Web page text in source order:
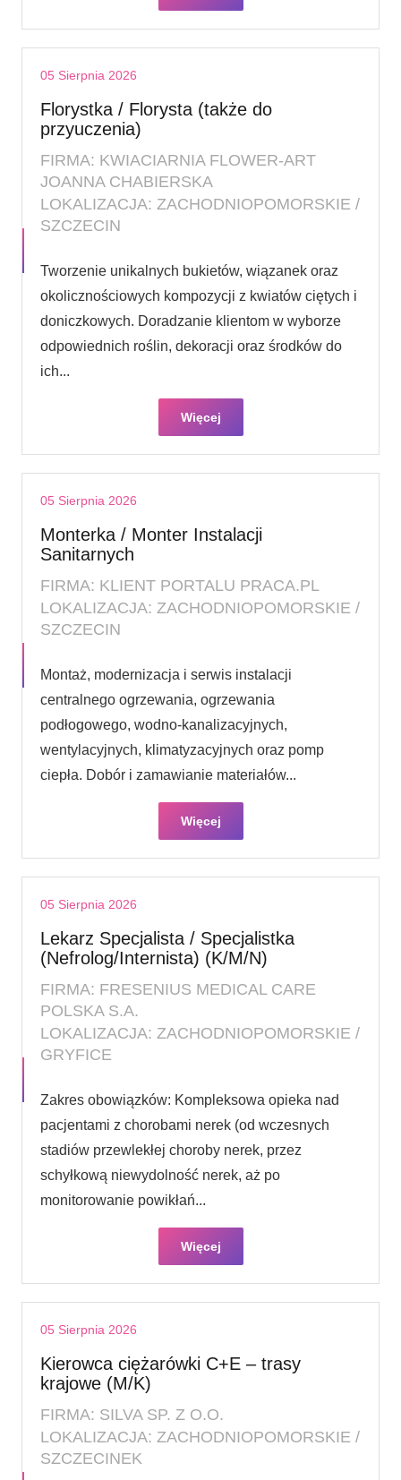
05 Sierpnia 2026
Florystka / Florysta (także do
przyuczenia)
FIRMA: KWIACIARNIA FLOWER-ART
JOANNA CHABIERSKA
LOKALIZACJA: ZACHODNIOPOMORSKIE /
SZCZECIN
Tworzenie unikalnych bukietów, wiązanek oraz
okolicznościowych kompozycji z kwiatów ciętych i
doniczkowych. Doradzanie klientom w wyborze
odpowiednich roślin, dekoracji oraz środków do
ich...
Więcej
05 Sierpnia 2026
Monterka / Monter Instalacji
Sanitarnych
FIRMA: KLIENT PORTALU PRACA.PL
LOKALIZACJA: ZACHODNIOPOMORSKIE /
SZCZECIN
Montaż, modernizacja i serwis instalacji
centralnego ogrzewania, ogrzewania
podłogowego, wodno-kanalizacyjnych,
wentylacyjnych, klimatyzacyjnych oraz pomp
ciepła. Dobór i zamawianie materiałów...
Więcej
05 Sierpnia 2026
Lekarz Specjalista / Specjalistka
(Nefrolog/Internista) (K/M/N)
FIRMA: FRESENIUS MEDICAL CARE
POLSKA S.A.
LOKALIZACJA: ZACHODNIOPOMORSKIE /
GRYFICE
Zakres obowiązków: Kompleksowa opieka nad
pacjentami z chorobami nerek (od wczesnych
stadiów przewlekłej choroby nerek, przez
schyłkową niewydolność nerek, aż po
monitorowanie powikłań...
Więcej
05 Sierpnia 2026
Kierowca ciężarówki C+E – trasy
krajowe (M/K)
FIRMA: SILVA SP. Z O.O.
LOKALIZACJA: ZACHODNIOPOMORSKIE /
SZCZECINEK